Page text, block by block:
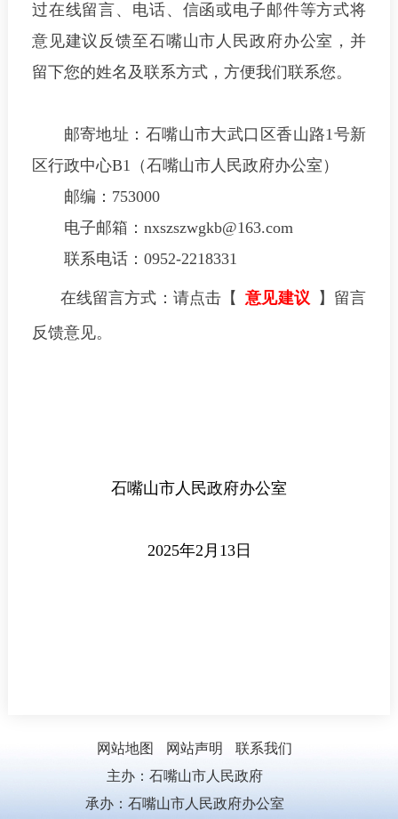
过在线留言、电话、信函或电子邮件等方式将
意见建议反馈至石嘴山市人民政府办公室，并
留下您的姓名及联系方式，方便我们联系您。
邮寄地址：石嘴山市大武口区香山路1号新
区行政中心B1 （石嘴山市人民政府办公室）
邮编： 753000
电子邮箱： nxszszwgkb@163.com
联系电话： 0952-2218331
在线留言方式： 请点击 【 意见建议 】 留言
反馈意见。
石嘴山市人民政府办公室
2025年2 月 13日
网站地图 网站声明
联系我们
主办：石嘴山市人民政府
承办：石嘴山市人民政府办公室